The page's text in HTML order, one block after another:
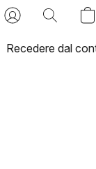
Recedere dal